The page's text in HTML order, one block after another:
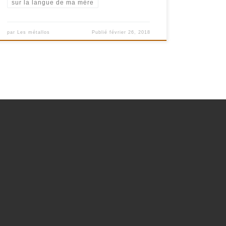
sur la langue de ma mére
par Les métallos Publié février 26, 2018